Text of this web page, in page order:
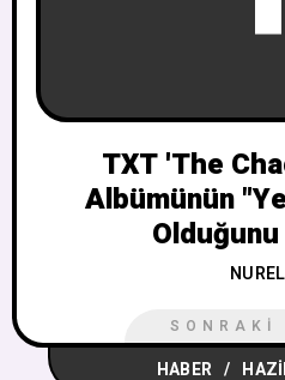
TXT 'The
Albümünün
SONRAKI
HABER